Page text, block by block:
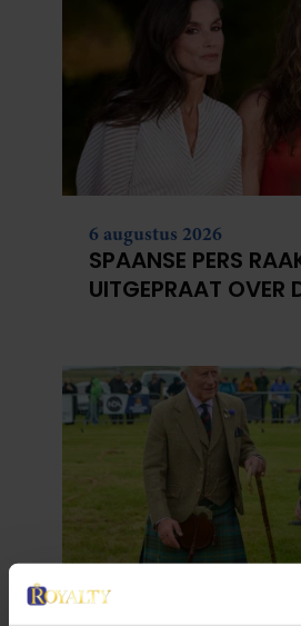
6 augustus 2026
SPAANSE PERS
UITGEPRAAT OVER